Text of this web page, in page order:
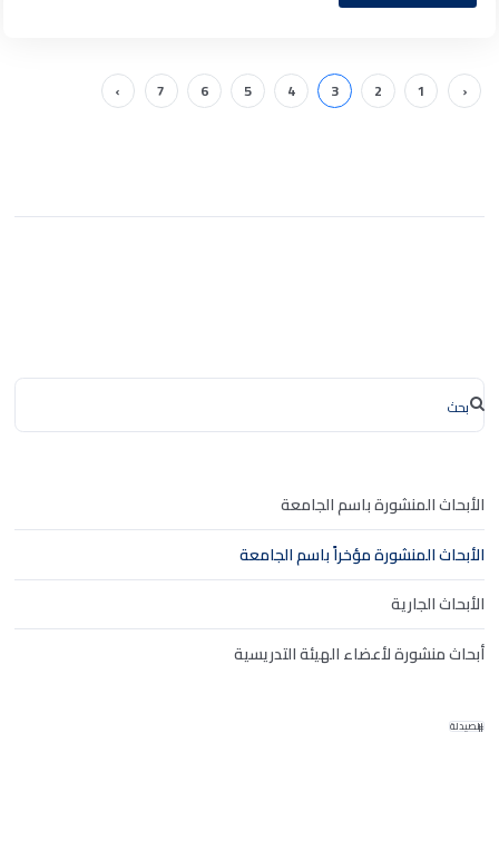
‹
1
2
3
4
5
6
7
›
الأبحاث المنشورة باسم الجامعة
الأبحاث المنشورة مؤخراً باسم الجامعة
الأبحاث الجارية
أبحاث منشورة لأعضاء الهيئة التدريسية
الصيدلة